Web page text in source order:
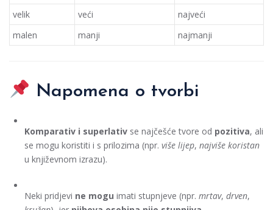
velik
veći
najveći
malen
manji najmanji
Napomena o tvorbi
Komparativ i superlativ se najčešće tvore od pozitiva, ali
se mogu koristiti i s prilozima (npr. više lijep, najviše koristan
u književnom izrazu).
Neki pridjevi ne mogu imati stupnjeve (npr. mrtav, drven,